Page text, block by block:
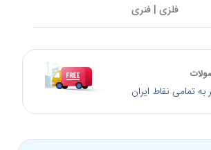
فلزی | فنری
19 میلیمتر
به تمامی نقاط ایران